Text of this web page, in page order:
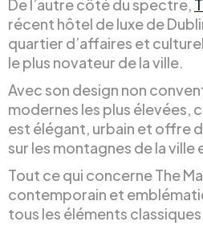
De l’autre côté du spectre,
récent hôtel de luxe de
quartier d’affaires et
le plus novateur de la ville.
Avec son design non
modernes les plus élevées,
est élégant, urbain et offre
sur les montagnes de la ville
Tout ce qui concerne The
contemporain et
tous les éléments classiques